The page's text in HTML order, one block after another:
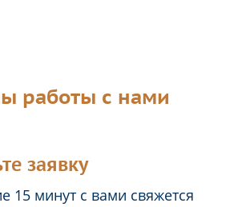
работы с нами
заявку
15 минут с вами свяжется